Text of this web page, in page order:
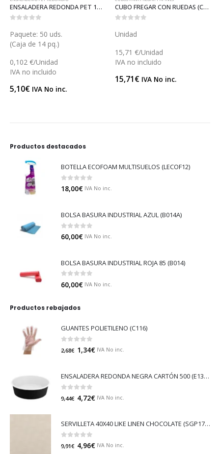
ENSALADERA REDONDA PET 150 (ET55)
Paquete: 50 uds.
(Caja de 14 pq.)
0,102 €/Unidad
IVA no incluido
5,10€ IVA No inc.
CUBO FREGAR CON RUEDAS (CB02)
Unidad
15,71 €/Unidad
IVA no incluido
15,71€ IVA No inc.
Productos destacados
BOTELLA ECOFOAM MULTISUELOS (LECOF12)
0 out of 5
18,00€ IVA No inc.
BOLSA BASURA INDUSTRIAL AZUL (B014A)
0 out of 5
60,00€ IVA No inc.
BOLSA BASURA INDUSTRIAL ROJA 85 (B014)
0 out of 5
60,00€ IVA No inc.
Productos rebajados
GUANTES POLIETILENO (C116)
out of 5
2,68€ 1,34€ IVA No inc.
ENSALADERA REDONDA NEGRA CARTÓN 500 (E130N)
out of 5
9,44€ 4,72€ IVA No inc.
SERVILLETA 40X40 LIKE LINEN CHOCOLATE (SGP17927)
out of 5
9,91€ 4,96€ IVA No inc.